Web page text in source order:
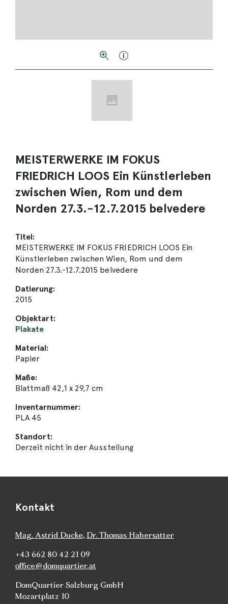
MEISTERWERKE IM FOKUS
FRIEDRICH LOOS Ein Künstlerleben
zwischen Wien, Rom und dem
Norden 27.3.-12.7.2015 belvedere
Titel:
MEISTERWERKE IM FOKUS FRIEDRICH LOOS Ein
Künstlerleben zwischen Wien, Rom und dem
Norden 27.3.-12.7.2015 belvedere
Datierung:
2015
Objektart:
Plakate
Material:
Papier
Maße:
Blattmaß 42,1 x 29,7 cm
Inventarnummer:
PLA 45
Standort:
Derzeit nicht in der Ausstellung
Kontakt
Mag. Astrid Ducke, Dr. Thomas Habersatter
+43 662 80 42 21 09
office@domquartier.at
DomQuartier Salzburg GmbH
Mozartplatz 10